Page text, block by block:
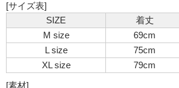
[サイズ表]
SIZE
着丈
M size
69cm
L size
75cm
XL size
79cm
[素材]